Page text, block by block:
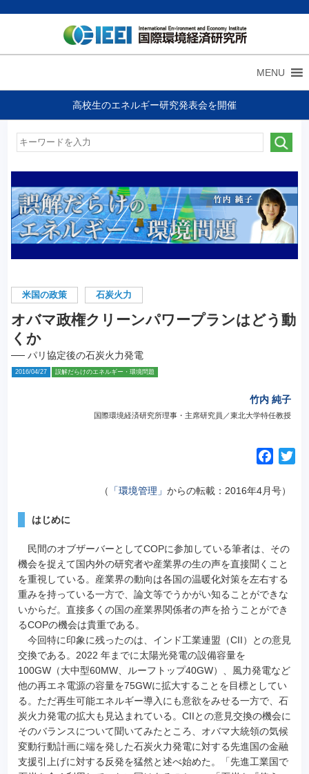
MENU
高校生のエネルギー研究発表会を開催
米国の政策 石炭火力
オバマ政権クリーンパワープランはどう動
くか
── パリ協定後の石炭火力発電
2016/04/27 誤解だらけのエネルギー・環境問題
竹内 純子
国際環境経済研究所理事・主席研究員／東北大学特任教授
c
o
k
（ 「環境管理」からの転載：2016年4月号）
はじめに
民間のオブザーバーとしてCOPに参加している筆者は、その
機会を捉えて国内外の研究者や産業界の生の声を直接聞くこと
を重視している。 産業界の動向は各国の温暖化対策を左右する
重みを持っている一方で、論文等でうかがい知ることができな
いからだ。直接多くの国の産業界関係者の声を拾うことができ
るCOPの機会は貴重である。
今回特に印象に残ったのは、インド工業連盟（CII）との意見
交換である。2022 年までに太陽光発電の設備容量を
100GW（大中型60MW、ルーフトップ40GW）、風力発電など
他の再エネ電源の容量を75GWに拡大することを目標としてい
る。ただ再生可能エネルギー導入にも意欲をみせる一方で、石
炭火力発電の拡大も見込まれている。CIIとの意見交換の機会に
そのバランスについて聞いてみたところ、オバマ大統領の気候
変動行動計画に端を発した石炭火力発電に対する先進国の金融
支援引上げに対する反発を猛然と述べ始めた。「先進工業国で